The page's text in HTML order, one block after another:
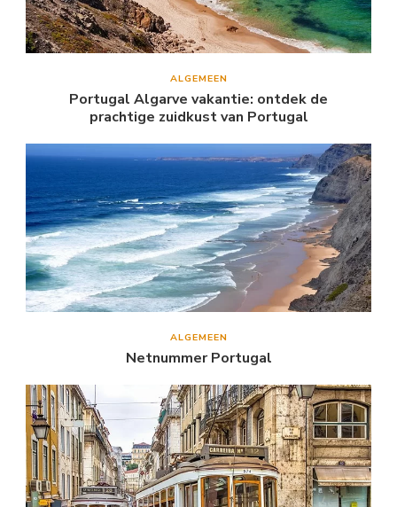
ALGEMEEN
Portugal Algarve vakantie: ontdek de
prachtige zuidkust van Portugal
ALGEMEEN
Netnummer Portugal